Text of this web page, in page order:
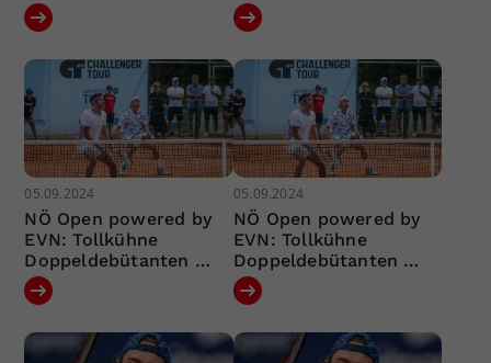
05.09.2024
NÖ Open powered by
EVN: Tollkühne
Doppeldebütanten …
05.09.2024
NÖ Open powered by
EVN: Tollkühne
Doppeldebütanten …